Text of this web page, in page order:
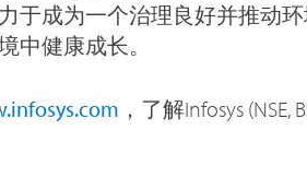
于成为一个治理良好并推动
中健康成长。
，了解Infosys